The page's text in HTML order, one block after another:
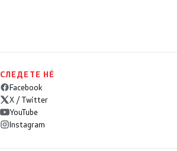
СЛЕДЕТЕ НÉ
Facebook
X / Twitter
YouTube
Instagram